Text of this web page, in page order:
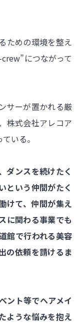
ための環境を整え
につながって
サーが置かれる厳
株式会社アレコア
いる。
ダンスを続けたく
という仲間がたく
けて、仲間が集え
に関わる事業でも
館で行われる美容
の依頼を請けるま
ント等でヘアメイ
ような悩みを抱え